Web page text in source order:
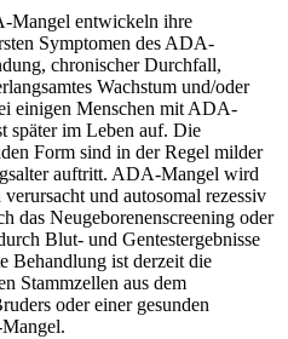
Mangel entwickeln ihre
Symptomen des ADA-
chronischer Durchfall,
Wachstum und/oder
einigen Menschen mit ADA-
später im Leben auf. Die
Form sind in der Regel milder
auftritt. ADA-Mangel wird
und autosomal rezessiv
das Neugeborenenscreening oder
Blut- und Gentestergebnisse
Behandlung ist derzeit die
Stammzellen aus dem
oder einer gesunden